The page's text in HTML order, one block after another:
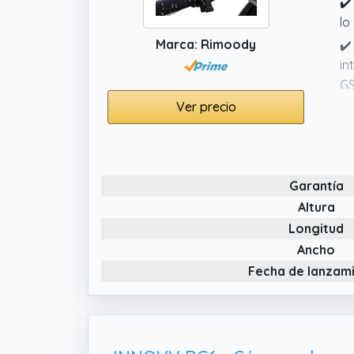
Marca: Rimoody
Ver precio
lo
✔️
✔️
✔️
Garantía
Altura
Longitud
Ancho
Fecha de